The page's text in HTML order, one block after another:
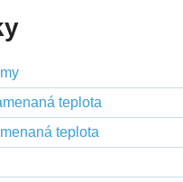
teplota
teplota